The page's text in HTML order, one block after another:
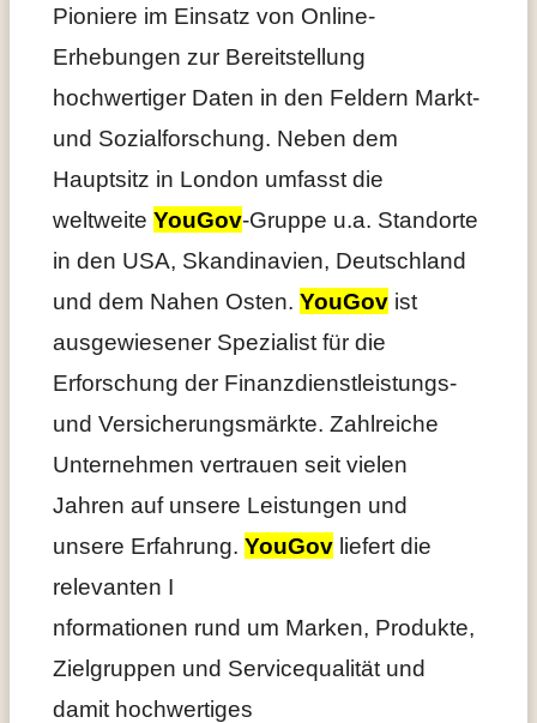
Pioniere im Einsatz von Online-
Erhebungen zur Bereitstellung
hochwertiger Daten in den Feldern Markt-
und Sozialforschung. Neben dem
Hauptsitz in London umfasst die
weltweite YouGov-Gruppe u.a. Standorte
in den USA, Skandinavien, Deutschland
und dem Nahen Osten. YouGovist
ausgewiesener Spezialist für die
Erforschung der Finanzdienstleistungs-
und Versicherungsmärkte. Zahlreiche
Unternehmen vertrauen seit vielen
Jahren auf unsere Leistungen und
unsere Erfahrung. YouGovliefert die
relevanten I
nformationen rund um Marken, Produkte,
Zielgruppen und Servicequalität und
damit hochwertiges